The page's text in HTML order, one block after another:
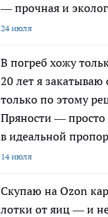
— прочная и
24 июля
В погреб хожу
20 лет я закатываю
только по этому
Пряности — просто
в идеальной
14 июля
Скупаю на Ozon
лотки от яиц — и